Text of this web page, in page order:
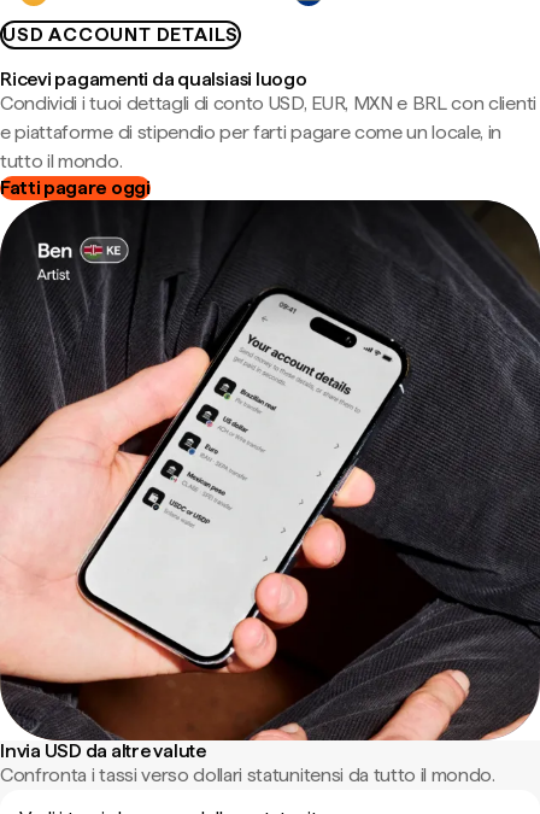
USD ACCOUNT DETAILS
Ricevi pagamenti da qualsiasi luogo
Condividi i tuoi dettagli di conto USD, EUR, MXN e BRL con clienti
e piattaforme di stipendio per farti pagare come un locale, in
tutto il mondo.
Fatti pagare oggi
Invia USD da altre valute
Confronta i tassi verso dollari statunitensi da tutto il mondo.